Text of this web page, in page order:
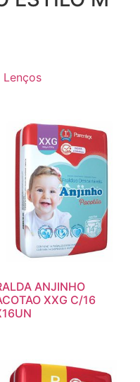
Lenços
ANJINHO
XXG C/16